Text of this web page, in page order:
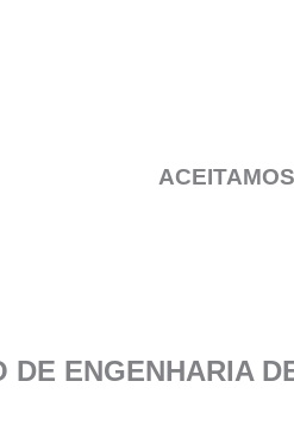
DE ENGENHARIA